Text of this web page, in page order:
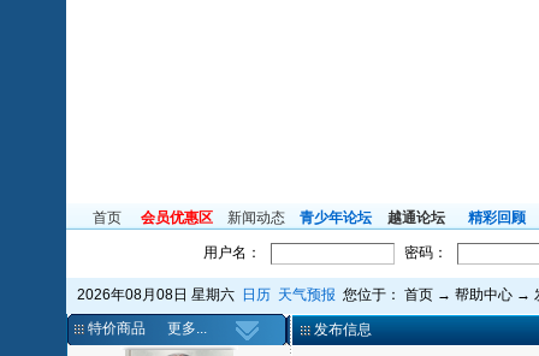
首页 会员优惠区 新闻动态 青少年论坛 越通论坛 精彩回顾
用户名： 密码：
2026年08月08日 星期六 日历 天气预报 您位于： 首页 → 帮助中心 →
特价商品
更多... 发布信息